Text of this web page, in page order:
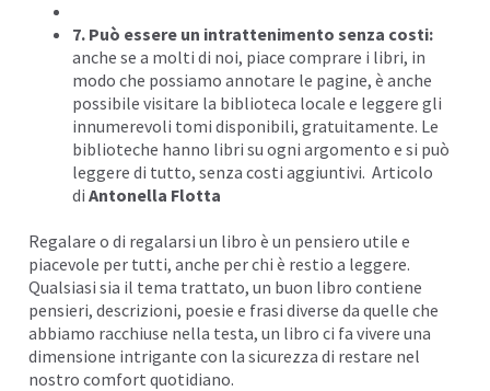
7. Può essere un intrattenimento senza costi:
anche se a molti di noi, piace comprare i libri, in
modo che possiamo annotare le pagine, è anche
possibile visitare la biblioteca locale e leggere gli
innumerevoli tomi disponibili, gratuitamente. Le
biblioteche hanno libri su ogni argomento e si può
leggere di tutto, senza costi aggiuntivi. Articolo
di Antonella Flotta
Regalare o di regalarsi un libro è un pensiero utile e
piacevole per tutti, anche per chi è restio a leggere.
Qualsiasi sia il tema trattato, un buon libro contiene
pensieri, descrizioni, poesie e frasi diverse da quelle che
abbiamo racchiuse nella testa, un libro ci fa vivere una
dimensione intrigante con la sicurezza di restare nel
nostro comfort quotidiano.